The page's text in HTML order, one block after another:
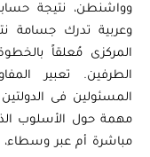
وواشنطن، نتيجة
وعربية تدرك جسامة
المركزى مُعلقاً
الطرفين. تعبير
المسئولين فى الدولتين
مهمة حول الأسلوب
مباشرة أم عبر وسطاء،